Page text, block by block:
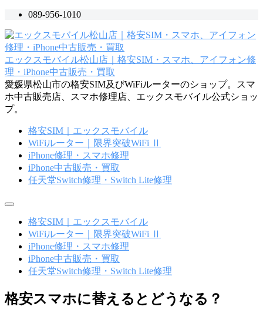
テ
ン
ツ
へ
ス
キ
ッ
089-956-1010
エックスモバイル松山店｜格安SIM・スマホ、アイフォン修
理・iPhone中古販売・買取
愛媛県松山市の格安SIM及びWiFiルーターのショップ。スマ
ホ中古販売店、スマホ修理店、エックスモバイル公式ショッ
プ。
格安SIM｜エックスモバイル
WiFiルーター｜限界突破WiFi Ⅱ
iPhone修理・スマホ修理
iPhone中古販売・買取
任天堂Switch修理・Switch Lite修理
メ
格安SIM｜エックスモバイル
WiFiルーター｜限界突破WiFi Ⅱ
iPhone修理・スマホ修理
iPhone中古販売・買取
任天堂Switch修理・Switch Lite修理
格安スマホに替えるとどうなる？